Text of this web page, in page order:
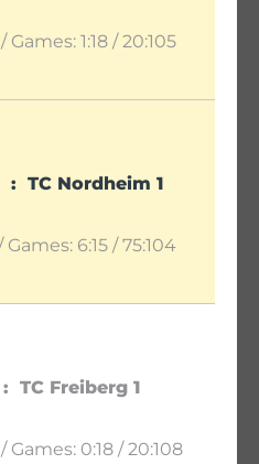
Games: 1:18 / 20:105
TC Nordheim 1
Games: 6:15 / 75:104
TC Freiberg 1
Games: 0:18 / 20:108